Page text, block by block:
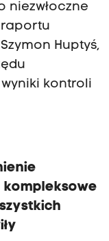
niezwłoczne
raportu
Huptyś,
kontroli